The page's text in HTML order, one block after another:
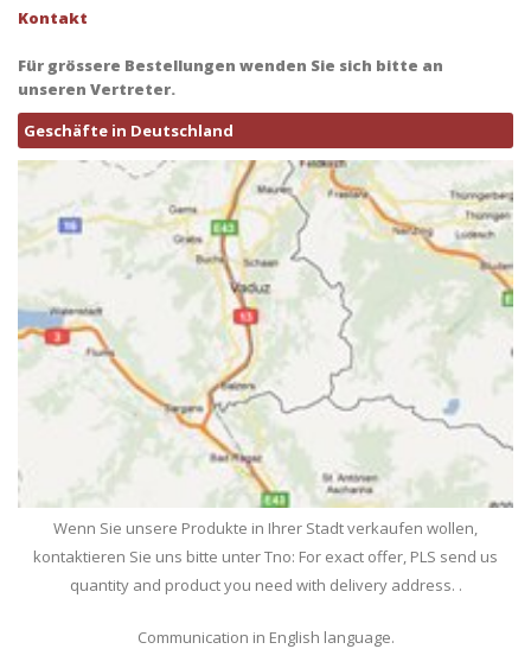
Kontakt
Für grössere Bestellungen wenden Sie sich bitte an
unseren Vertreter.
Geschäfte in Deutschland
Wenn Sie unsere Produkte in Ihrer Stadt verkaufen wollen,
kontaktieren Sie uns bitte unter Tno: For exact offer, PLS send us
quantity and product you need with delivery address. .
Communication in English language.